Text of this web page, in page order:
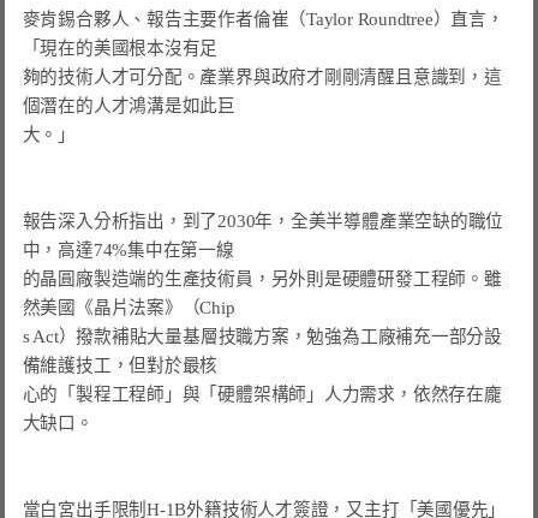
麥肯錫合夥人、報告主要作者倫崔（Taylor Roundtree）直言，
夠的技術人才可分配。產業界與政府才剛剛清醒且意識到，這
大。」
報告深入分析指出，到了2030年，全美半導體產業空缺的職位
中，高達74%集中在第一線
的晶圓廠製造端的生產技術員，另外則是硬體研發工程師。雖
然美國《晶片法案》（Chip
s Act）撥款補貼大量基層技職方案，勉強為工廠補充一部分設
備維護技工，但對於最核
心的「製程工程師」與「硬體架構師」人力需求，依然存在龐
大缺口。
當白宮出手限制H-1B外籍技術人才簽證，又主打「美國優先」